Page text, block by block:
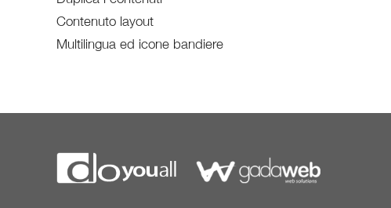
Contenuto layout
Multilingua ed icone bandiere